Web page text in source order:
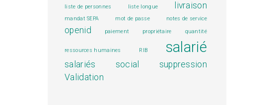
liste de personnes liste longue livraison
mandat SEPA mot de passe notes de service
openid paiement propriétaire quantité
ressources humaines RIB salarié
salariés social
suppression
Validation